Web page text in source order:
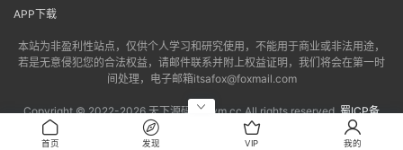
APP下载
本站为非盈利性站点，仅供个人学习和研究使用，不能用于商业或非法用途，
若是无意侵犯您的合法权益，请邮件联系并附上权益证明，我们将会在第一时
间处理，电子邮箱itsafox@foxmail.com
Copyright © 2022-2026 天下源码网txym.cc All rights reserved.蜀ICP备
2022013802号-6
蜀ICP备2022013802号-3
首页 发现 VIP 我的